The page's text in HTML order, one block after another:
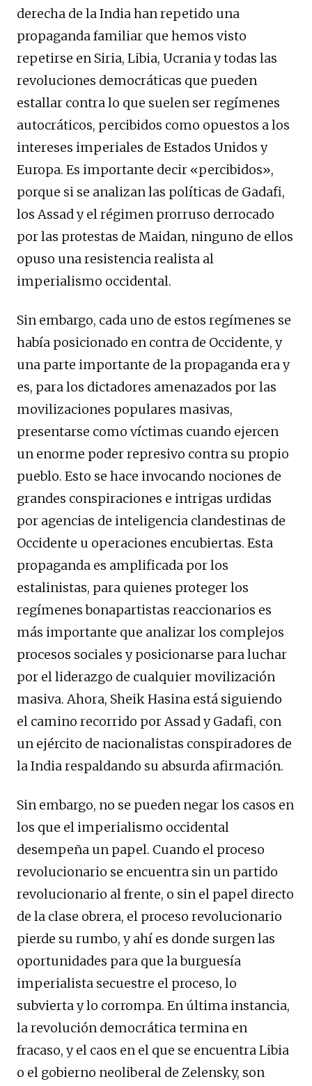
derecha de la India han repetido una
propaganda familiar que hemos visto
repetirse en Siria, Libia, Ucrania y todas las
revoluciones democráticas que pueden
estallar contra lo que suelen ser regímenes
autocráticos, percibidos como opuestos a los
intereses imperiales de Estados Unidos y
Europa. Es importante decir «percibidos»,
porque si se analizan las políticas de Gadafi,
los Assad y el régimen prorruso derrocado
por las protestas de Maidan, ninguno de ellos
opuso una resistencia realista al
imperialismo occidental.
Sin embargo, cada uno de estos regímenes se
había posicionado en contra de Occidente, y
una parte importante de la propaganda era y
es, para los dictadores amenazados por las
movilizaciones populares masivas,
presentarse como víctimas cuando ejercen
un enorme poder represivo contra su propio
pueblo. Esto se hace invocando nociones de
grandes conspiraciones e intrigas urdidas
por agencias de inteligencia clandestinas de
Occidente u operaciones encubiertas. Esta
propaganda es amplificada por los
estalinistas, para quienes proteger los
regímenes bonapartistas reaccionarios es
más importante que analizar los complejos
procesos sociales y posicionarse para luchar
por el liderazgo de cualquier movilización
masiva. Ahora, Sheik Hasina está siguiendo
el camino recorrido por Assad y Gadafi, con
un ejército de nacionalistas conspiradores de
la India respaldando su absurda afirmación.
Sin embargo, no se pueden negar los casos en
los que el imperialismo occidental
desempeña un papel. Cuando el proceso
revolucionario se encuentra sin un partido
revolucionario al frente, o sin el papel directo
de la clase obrera, el proceso revolucionario
pierde su rumbo, y ahí es donde surgen las
oportunidades para que la burguesía
imperialista secuestre el proceso, lo
subvierta y lo corrompa. En última instancia,
la revolución democrática termina en
fracaso, y el caos en el que se encuentra Libia
o el gobierno neoliberal de Zelensky, son